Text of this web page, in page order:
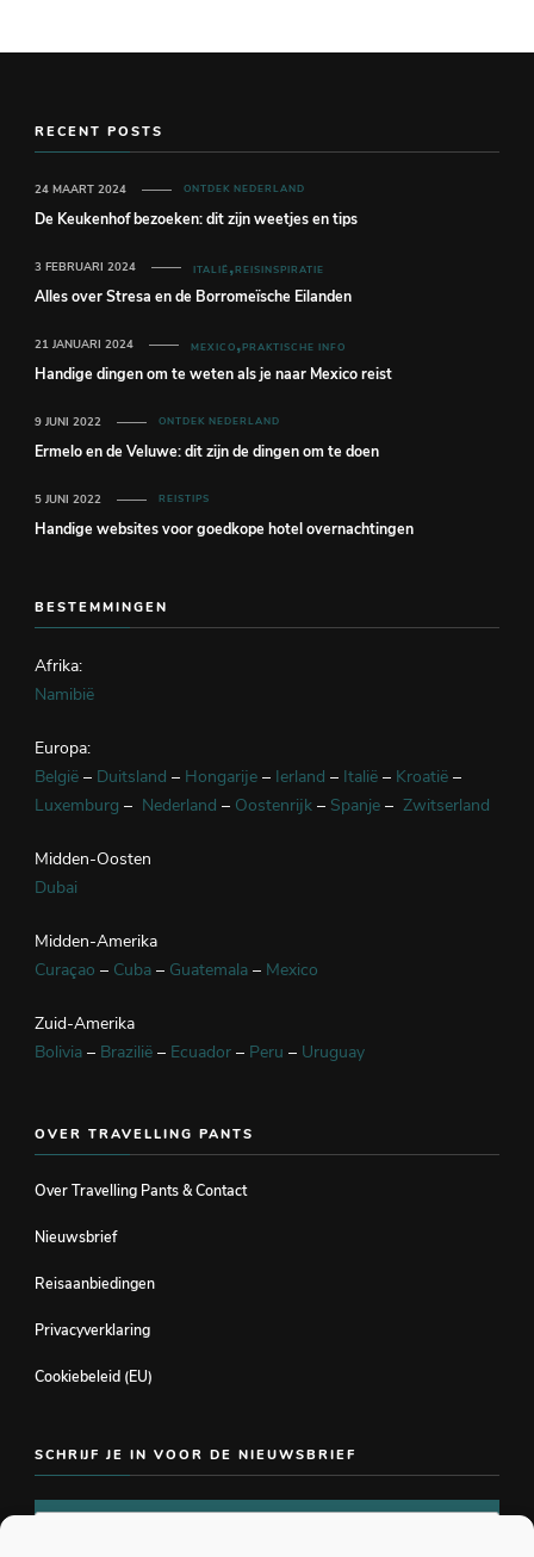
RECENT POSTS
ONTDEK NEDERLAND
De Keukenhof bezoeken: dit zijn weetjes en tips
24 MAART 2024
ITALIË REISINSPIRATIE
Alles over Stresa en de Borromeïsche Eilanden
3 FEBRUARI 2024
MEXICO PRAKTISCHE INFO
Handige dingen om te weten als je naar Mexico reist
21 JANUARI 2024
ONTDEK NEDERLAND
Ermelo en de Veluwe: dit zijn de dingen om te doen
9 JUNI 2022
REISTIPS
Handige websites voor goedkope hotel overnachtingen
5 JUNI 2022
BESTEMMINGEN
Afrika:
Namibië
Europa:
België – Duitsland – Hongarije – Ierland – Italië – Kroatië –
Luxemburg – Nederland – Oostenrijk – Spanje – Zwitserland
Midden-Oosten
Dubai
Midden-Amerika
Curaçao – Cuba – Guatemala – Mexico
Zuid-Amerika
Bolivia – Brazilië – Ecuador – Peru – Uruguay
OVER TRAVELLING PANTS
Over Travelling Pants & Contact
Nieuwsbrief
Reisaanbiedingen
Privacyverklaring
Cookiebeleid (EU)
SCHRIJF JE IN VOOR DE NIEUWSBRIEF